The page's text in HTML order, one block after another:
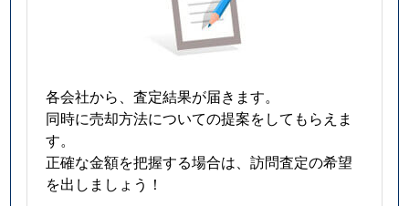
各会社から、査定結果が届きます。
同時に売却方法についての提案をしてもらえま
す。
正確な金額を把握する場合は、訪問査定の希望
を出しましょう！